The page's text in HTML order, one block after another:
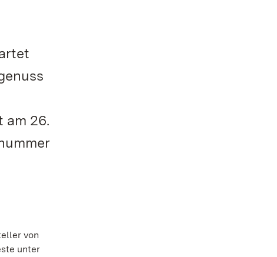
am 26.
von
unter